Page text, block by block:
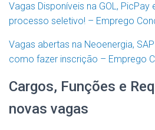
Vagas Disponíveis na GOL, PicPay
processo seletivo! – Emprego
Vagas abertas na Neoenergia,
como fazer inscrição – Emprego
Cargos, Funções e
novas vagas